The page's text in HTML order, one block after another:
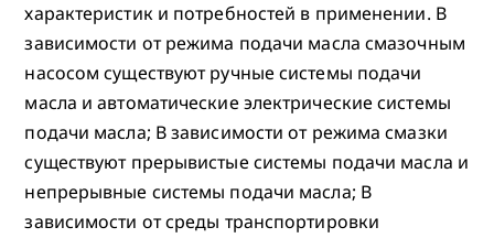
характеристик и потребностей в применении. В
зависимости от режима подачи масла смазочным
насосом существуют ручные системы подачи
масла и автоматические электрические системы
подачи масла; В зависимости от режима смазки
существуют прерывистые системы подачи масла и
непрерывные системы подачи масла; В
зависимости от среды транспортировки